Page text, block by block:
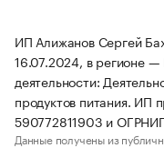
ИП Алижанов Сергей
16.07.2024, в регионе
деятельности:
продуктов питания. ИП
590772811903 и
Данные получены из